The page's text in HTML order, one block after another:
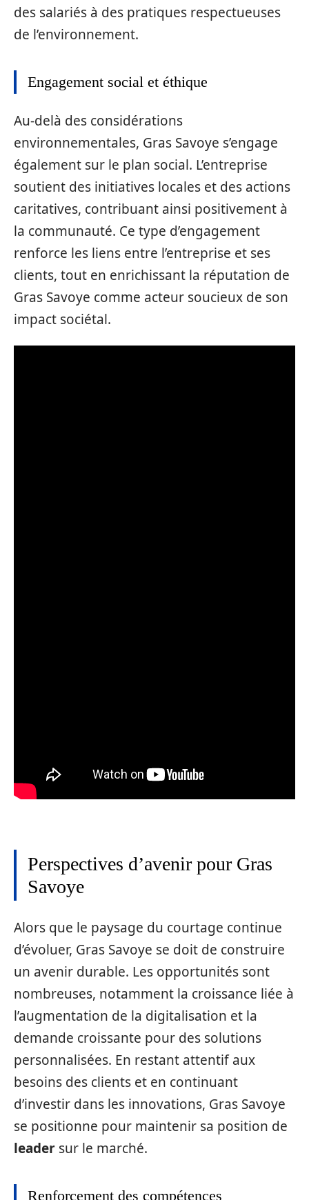
des salariés à des pratiques respectueuses
de l’environnement.
Engagement social et éthique
Au-delà des considérations
environnementales, Gras Savoye s’engage
également sur le plan social. L’entreprise
soutient des initiatives locales et des actions
caritatives, contribuant ainsi positivement à
la communauté. Ce type d’engagement
renforce les liens entre l’entreprise et ses
clients, tout en enrichissant la réputation de
Gras Savoye comme acteur soucieux de son
impact sociétal.
Perspectives d’avenir pour Gras
Savoye
Alors que le paysage du courtage continue
d’évoluer, Gras Savoye se doit de construire
un avenir durable. Les opportunités sont
nombreuses, notamment la croissance liée à
l’augmentation de la digitalisation et la
demande croissante pour des solutions
personnalisées. En restant attentif aux
besoins des clients et en continuant
d’investir dans les innovations, Gras Savoye
se positionne pour maintenir sa position de
leader sur le marché.
Renforcement des compétences